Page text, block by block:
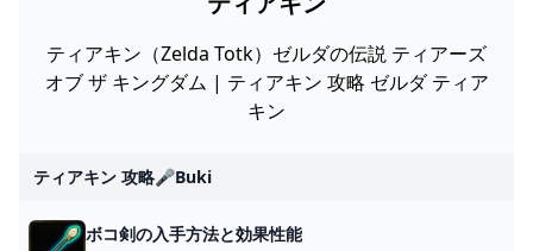
ティアキン（Zelda Totk）ゼルダの伝説 ティアーズ
オブ ザ キングダム | ティアキン 攻略 ゼルダ ティア
キン
ティアキン 攻略🎤buki
ボコ剣の入手方法と効果性能